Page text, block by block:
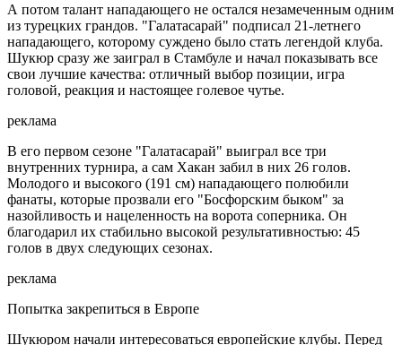
А потом талант нападающего не остался незамеченным одним
из турецких грандов. "Галатасарай" подписал 21-летнего
нападающего, которому суждено было стать легендой клуба.
Шукюр сразу же заиграл в Стамбуле и начал показывать все
свои лучшие качества: отличный выбор позиции, игра
головой, реакция и настоящее голевое чутье.
реклама
В его первом сезоне "Галатасарай" выиграл все три
внутренних турнира, а сам Хакан забил в них 26 голов.
Молодого и высокого (191 см) нападающего полюбили
фанаты, которые прозвали его "Босфорским быком" за
назойливость и нацеленность на ворота соперника. Он
благодарил их стабильно высокой результативностью: 45
голов в двух следующих сезонах.
реклама
Попытка закрепиться в Европе
Шукюром начали интересоваться европейские клубы. Перед